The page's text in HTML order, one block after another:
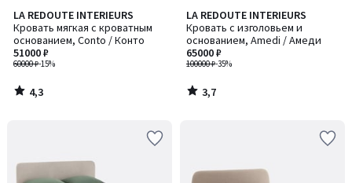
LA REDOUTE INTERIEURS
Кровать мягкая с кроватным
основанием, Conto / Конто
60000 ₽-15%
51000 ₽
4,3
/ 5
4,3
/
LA REDOUTE INTERIEURS
Кровать с изголовьем и
основанием, Amedi / Амеди
100000 ₽-35%
65000 ₽
3,7
/ 5
3,7
/